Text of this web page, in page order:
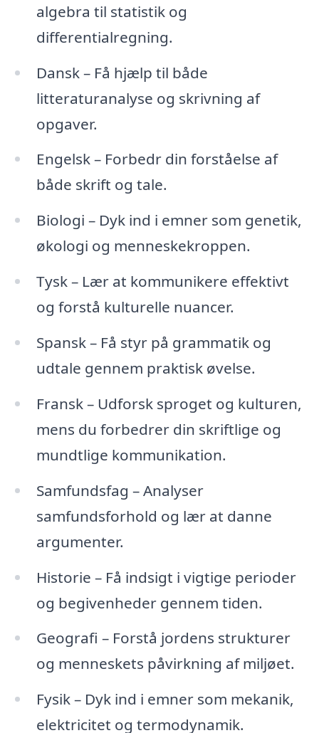
algebra til statistik og
differentialregning.
Dansk – Få hjælp til både
litteraturanalyse og skrivning af
opgaver.
Engelsk – Forbedr din forståelse af
både skrift og tale.
Biologi – Dyk ind i emner som genetik,
økologi og menneskekroppen.
Tysk – Lær at kommunikere effektivt
og forstå kulturelle nuancer.
Spansk – Få styr på grammatik og
udtale gennem praktisk øvelse.
Fransk – Udforsk sproget og kulturen,
mens du forbedrer din skriftlige og
mundtlige kommunikation.
Samfundsfag – Analyser
samfundsforhold og lær at danne
argumenter.
Historie – Få indsigt i vigtige perioder
og begivenheder gennem tiden.
Geografi – Forstå jordens strukturer
og menneskets påvirkning af miljøet.
Fysik – Dyk ind i emner som mekanik,
elektricitet og termodynamik.